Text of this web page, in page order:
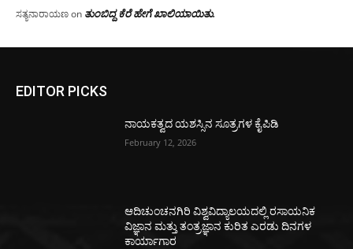
ಸತ್ಯನಾರಾಯಣon ತುಂಬಿದ್ದ ಕೆರೆ ಹೇಗೆ ಖಾಲಿಯಾಯಿತು.
EDITOR PICKS
ನಾಯಕತ್ವದ ಯಶಸ್ಸಿನ ಸೂತ್ರಗಳ ಕೈಪಿಡಿ
February 12, 2026
ಆದಿಚುಂಚನಗಿರಿ ವಿಶ್ವವಿದ್ಯಾಲಯದಲ್ಲಿ ರಸಾಯನಿಕ
ವಿಜ್ಞಾನ ಮತ್ತು ತಂತ್ರಜ್ಞಾನ ಕುರಿತ ಎರಡು ದಿನಗಳ
ಕಾರ್ಯಾಗಾರ